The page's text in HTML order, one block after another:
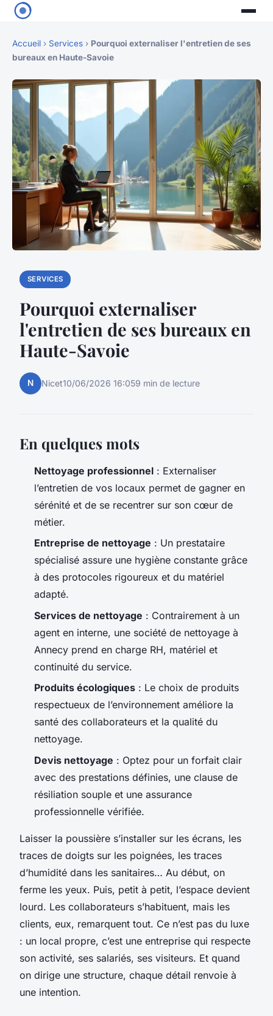
Accueil › Services › Pourquoi externaliser l'entretien de ses
bureaux en Haute-Savoie
SERVICES
Pourquoi externaliser
l'entretien de ses bureaux en
Haute-Savoie
N Nicet10/06/2026 16:059 min de lecture
En quelques mots
Nettoyage professionnel : Externaliser
l’entretien de vos locaux permet de gagner en
sérénité et de se recentrer sur son cœur de
métier.
Entreprise de nettoyage : Un prestataire
spécialisé assure une hygiène constante grâce
à des protocoles rigoureux et du matériel
adapté.
Services de nettoyage : Contrairement à un
agent en interne, une société de nettoyage à
Annecy prend en charge RH, matériel et
continuité du service.
Produits écologiques : Le choix de produits
respectueux de l’environnement améliore la
santé des collaborateurs et la qualité du
nettoyage.
Devis nettoyage : Optez pour un forfait clair
avec des prestations définies, une clause de
résiliation souple et une assurance
professionnelle vérifiée.
Laisser la poussière s’installer sur les écrans, les
traces de doigts sur les poignées, les traces
d’humidité dans les sanitaires… Au début, on
ferme les yeux. Puis, petit à petit, l’espace devient
lourd. Les collaborateurs s’habituent, mais les
clients, eux, remarquent tout. Ce n’est pas du luxe
: un local propre, c’est une entreprise qui respecte
son activité, ses salariés, ses visiteurs. Et quand
on dirige une structure, chaque détail renvoie à
une intention.